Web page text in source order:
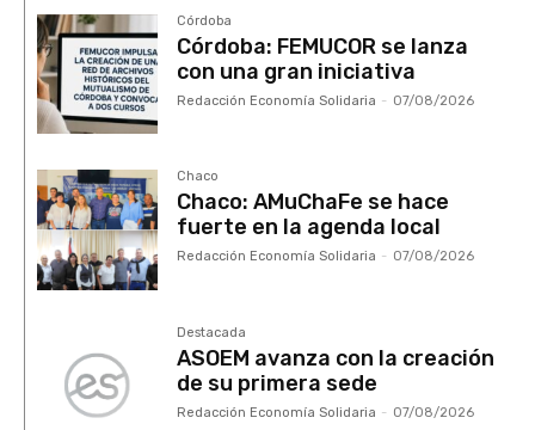
Córdoba
Córdoba: FEMUCOR se lanza
con una gran iniciativa
Redacción Economía Solidaria - 07/08/2026
Chaco
Chaco: AMuChaFe se hace
fuerte en la agenda local
Redacción Economía Solidaria - 07/08/2026
Destacada
ASOEM avanza con la creación
de su primera sede
Redacción Economía Solidaria - 07/08/2026